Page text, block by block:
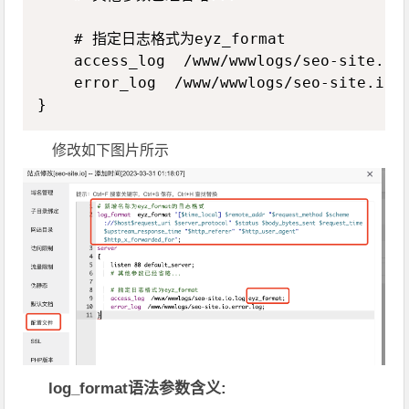
    # 指定日志格式为eyz_format
access_log  /www/wwwlogs/seo-
error_log  /www/wwwlogs/seo-
修改如下图片所示
log_format语法参数含义: